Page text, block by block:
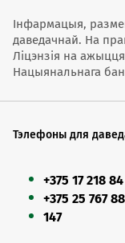
Інфармацыя,
даведачнай. На
Ліцэнзія на
Нацыянальнага
Тэлефоны для
+375 17 218
+375 25 767
147